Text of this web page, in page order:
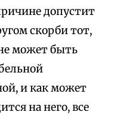
допустит
скорби тот,
может быть
и как может
на него, все